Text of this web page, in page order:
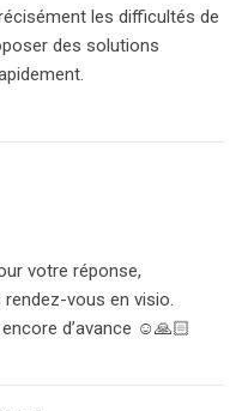
les difficultés de
des solutions
votre réponse,
vous en visio.
d’avance ☺️🙏🏻